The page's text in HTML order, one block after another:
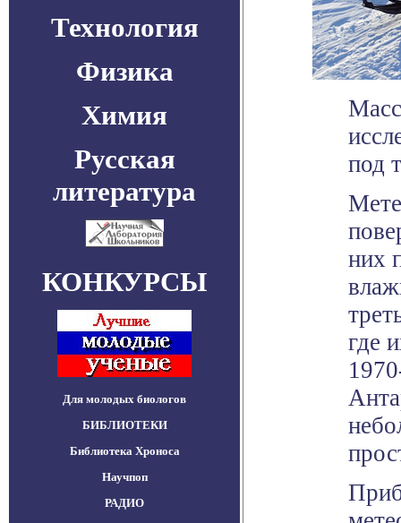
Технология
Физика
Химия
Русская
литература
КОНКУРСЫ
Для молодых биологов
БИБЛИОТЕКИ
Библиотека Хроноса
Научпоп
РАДИО
под
них
где